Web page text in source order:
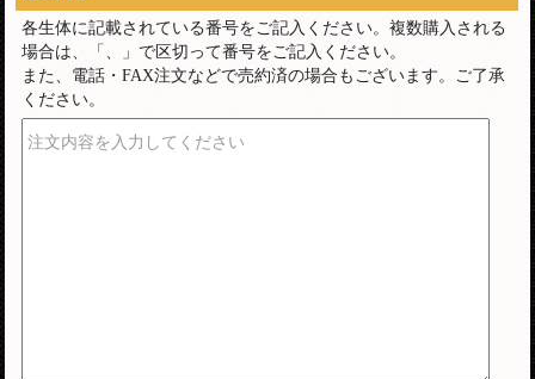
各生体に記載されている番号をご記入ください。複数購入される
場合は、「、」で区切って番号をご記入ください。
また、電話・FAX注文などで売約済の場合もございます。ご了承
ください。
注文内容を入力してください